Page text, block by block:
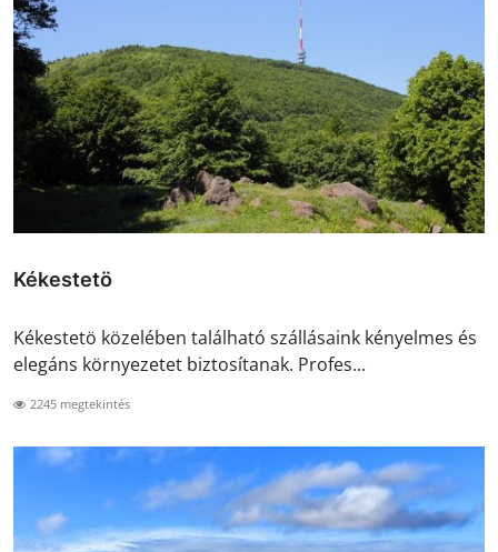
Kékestetö
Kékestetö közelében található szállásaink kényelmes és
elegáns környezetet biztosítanak. Profes...
2245 megtekintés